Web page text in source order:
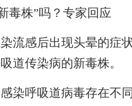
毒株”吗？专家回应
感后出现头晕的症状
道传染病的新毒株。
呼吸道病毒存在不